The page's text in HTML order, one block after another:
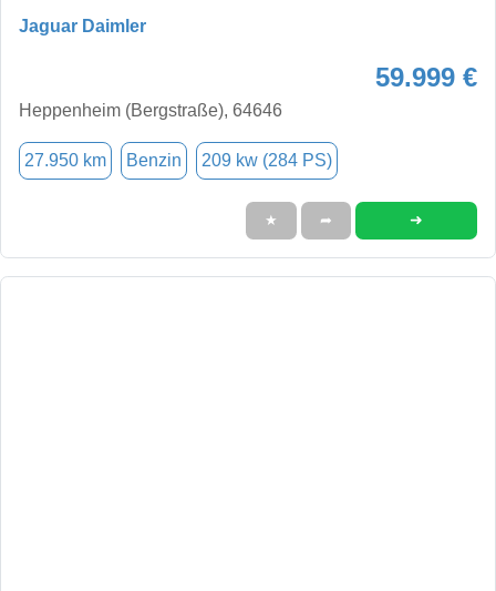
Jaguar Daimler
59.999 €
Heppenheim (Bergstraße), 64646
27.950 km Benzin 209 kw (284 PS)
★ ➦ ➜